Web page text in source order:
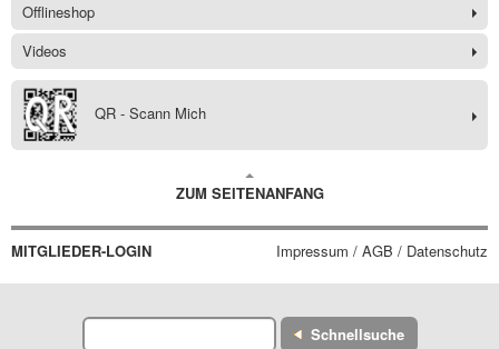
Offlineshop
Videos
QR - Scann Mich
ZUM SEITENANFANG
MITGLIEDER-LOGIN Impressum / AGB / Datenschutz
Schnellsuche